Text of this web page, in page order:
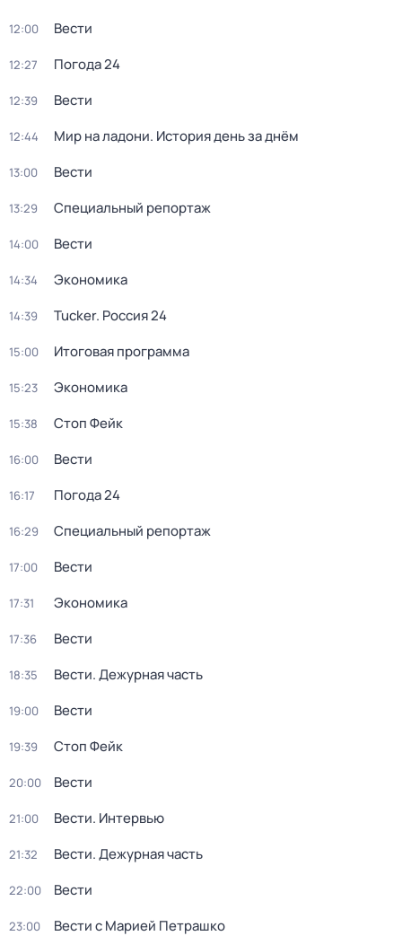
12:00 Вести
12:27 Погода 24
12:39 Вести
12:44 Мир на ладони. История день за днём
13:00 Вести
13:29 Специальный репортаж
14:00 Вести
14:34 Экономика
14:39 Tucker. Россия 24
15:00 Итоговая программа
15:23 Экономика
15:38 Стоп Фейк
16:00 Вести
16:17 Погода 24
16:29 Специальный репортаж
17:00 Вести
17:31 Экономика
17:36 Вести
18:35 Вести. Дежурная часть
19:00 Вести
19:39 Стоп Фейк
20:00 Вести
21:00 Вести. Интервью
21:32 Вести. Дежурная часть
22:00 Вести
23:00 Вести с Марией Петрашко